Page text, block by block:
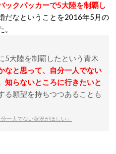
ックパッカーで5大陸を制覇し
だなということを2016年5月の
5大陸を制覇したという青木
なと思って、自分一人でない
知らないところに行きたいと
る願望を持ちつつあることも
一人でない状況がほしい」